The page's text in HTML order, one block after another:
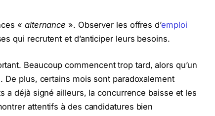
« alternance ». Observer les offres d’emploi
qui recrutent et d’anticiper leurs besoins.
Beaucoup commencent trop tard, alors qu’un
plus, certains mois sont paradoxalement
a déjà signé ailleurs, la concurrence baisse et les
attentifs à des candidatures bien